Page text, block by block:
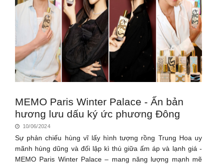
MEMO Paris Winter Palace - Ấn bản
hương lưu dấu ký ức phương Đông
10/06/2024
Sự phản chiếu hùng vĩ lấy hình tượng rồng Trung Hoa uy
mãnh hùng dũng và đối lập kì thú giữa ấm áp và lạnh giá -
MEMO Paris Winter Palace – mang năng lượng mạnh mẽ